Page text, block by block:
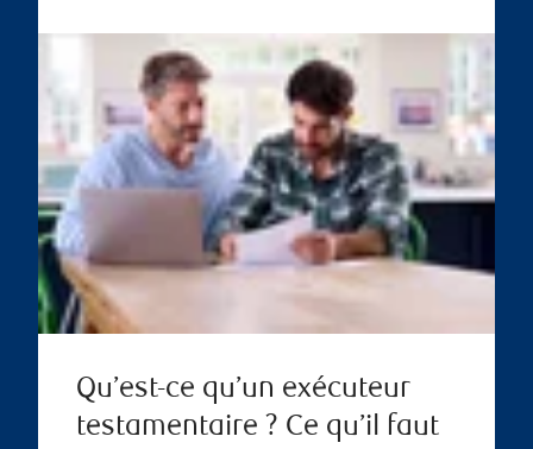
Qu’est-ce qu’un exécuteur
testamentaire ? Ce qu’il faut